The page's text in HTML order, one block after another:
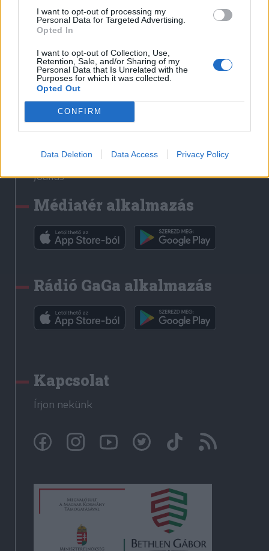
I want to opt-out of processing my
Personal Data for Targeted Advertising.
Opted In
I want to opt-out of Collection, Use,
Retention, Sale, and/or Sharing of my
Personal Data that Is Unrelated with the
Purposes for which it was collected.
Opted Out
CONFIRM
Data Deletion Data Access Privacy Policy
Médiatér
Liget
Krónika
Bihari Napló
Erdélyi Napló
Főtér
Rádió GaGa
Jóállás
Médiatér alkalmazás
Rádió GaGa alkalmazás
Kapcsolat
Írjon nekünk